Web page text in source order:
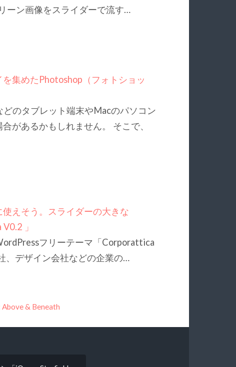
ーン画像をスライダーで流す…
集めたPhotoshop（フォトショッ
のタブレット端末やMacのパソコン
があるかもしれません。 そこで、
えそう。スライダーの大きな
」
フリーテーマ「Corporattica
、デザイン会社などの企業の…
Above & Beneath